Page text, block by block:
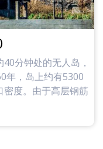
分钟处的无人岛，
年，岛上约有5300
度。由于高层钢筋